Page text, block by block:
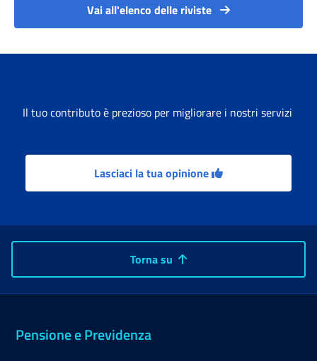
Vai all'elenco delle riviste
Il tuo contributo è prezioso per migliorare i nostri servizi
Lasciaci la tua opinione
Torna su
Pensione e Previdenza